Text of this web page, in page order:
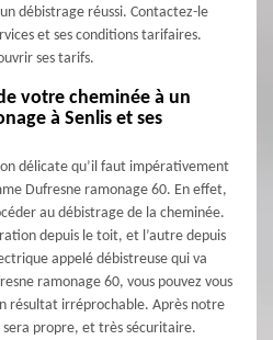
débistrage réussi. Contactez-le
et ses conditions tarifaires.
ses tarifs.
votre cheminée à un
à Senlis et ses
délicate qu’il faut impérativement
Dufresne ramonage 60. En effet,
au débistrage de la cheminée.
depuis le toit, et l’autre depuis
appelé débistreuse qui va
ramonage 60, vous pouvez vous
résultat irréprochable. Après notre
propre, et très sécuritaire.